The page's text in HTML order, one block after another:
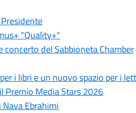
"Quality+"
del Sabbioneta Chamber
i libri e un nuovo spazio per i
Premio Media Stars 2026
Ebrahimi